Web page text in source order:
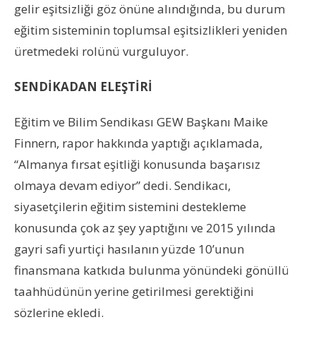
gelir eşitsizliği göz önüne alındığında, bu durum
eğitim sisteminin toplumsal eşitsizlikleri yeniden
üretmedeki rolünü vurguluyor.
SENDİKADAN ELEŞTİRİ
Eğitim ve Bilim Sendikası GEW Başkanı Maike
Finnern, rapor hakkında yaptığı açıklamada,
“Almanya fırsat eşitliği konusunda başarısız
olmaya devam ediyor” dedi. Sendikacı,
siyasetçilerin eğitim sistemini destekleme
konusunda çok az şey yaptığını ve 2015 yılında
gayri safi yurtiçi hasılanın yüzde 10’unun
finansmana katkıda bulunma yönündeki gönüllü
taahhüdünün yerine getirilmesi gerektiğini
sözlerine ekledi.